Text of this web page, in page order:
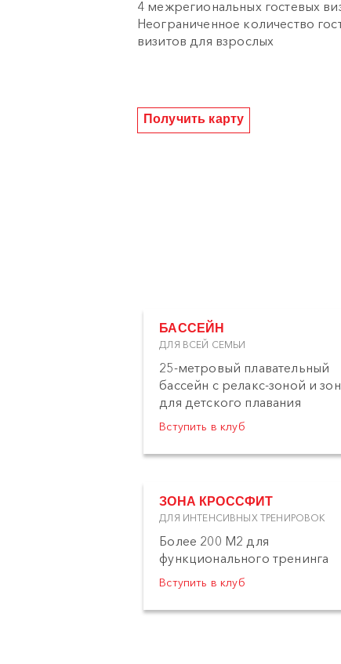
4 межрегиональных гостевых
Неограниченное количество
визитов для взрослых
Получить карту
БАССЕЙН
ДЛЯ ВСЕЙ СЕМЬИ
25-метровый плавательный
бассейн с релакс-зоной и
для детского плавания
Вступить в клуб
ЗОНА КРОССФИТ
ДЛЯ ИНТЕНСИВНЫХ ТРЕНИРОВОК
Более 200 М2 для
функционального тренинга
Вступить в клуб